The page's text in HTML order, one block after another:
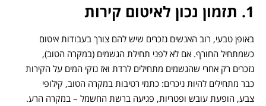
1. תזמון נכון לאיטום קירות
באופן טבעי, רוב האנשים נזכרים שיש להם צורך בעבודות איטום
כשמתחיל החורף. אם לא לפני תחילת הגשמים (במקרה הטוב),
נזכרים רק אחרי שהגשמים מתחילים לרדת ואז נזקי המים על הקירות
כבר מתחילים להיות ניכרים: כתמי רטיבות במקרה הטוב, קילופי
צבע, הופעת עובש ופטריות, פגיעה ברשת החשמל – במקרה הרע.